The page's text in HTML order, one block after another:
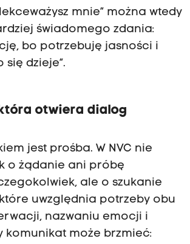
mnie” można wtedy
świadomego zdania:
bo potrzebuję jasności i
dzieje”.
otwiera dialog
jest prośba. W NVC nie
o żądanie ani próbę
ale o szukanie
uwzględnia potrzeby obu
nazwaniu emocji i
komunikat może brzmieć: